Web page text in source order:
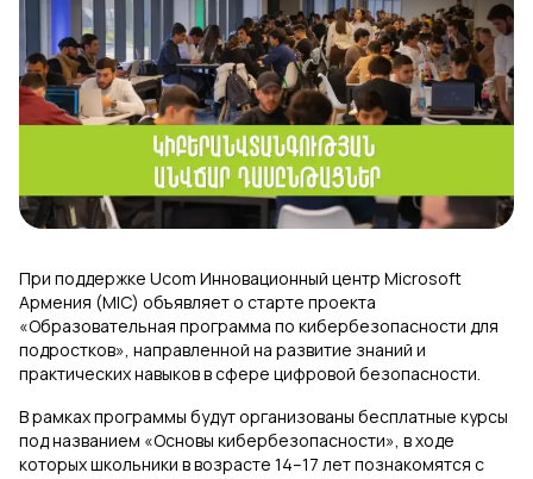
При поддержке Ucom Инновационный центр Microsoft
Армения (MIC) объявляет о старте проекта
«Образовательная программа по кибербезопасности для
подростков», направленной на развитие знаний и
практических навыков в сфере цифровой безопасности.
В рамках программы будут организованы бесплатные курсы
под названием «Основы кибербезопасности», в ходе
которых школьники в возрасте 14–17 лет познакомятся с